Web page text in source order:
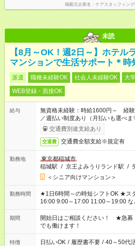
掲載元企業名 ケアスタッフィン
未読
【8月～OK！週2日～】ホテル
マンションで生活サポート＊時
派遣 職種未経験OK 社会人未経験OK 大
WEB登録・面接OK
給与
無資格未経験：時給1600円～ 経
／週払い制度あり（月払いも選べ
了次第のお支払いとなります。
交通費別途支給あり
交通費 交通費全額支給※規定有
勤務地
東京都稲城市
稲城駅 / 京王よみうりランド駅 /
＜シニア向けマンション＞
勤務時間
★1日6時間～の時短シフトOK ★スタート時間選べます！ 7:00～
16:00 9:00～17:00 11:00～19:00 など 残業な
場合、他のお仕事と合わせ週40時
ん ※法令に基づき、週20時間以上
となります ※労働者派遣法（日雇い
短時間・短期間の就業はご案内が
期間
開始日はご相談ください！ ★急
でも働けます！
特徴 日払いOK / 履歴書不要 / 40～50代